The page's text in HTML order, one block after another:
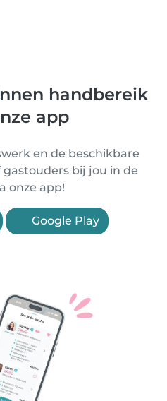
handbereik
app
en de beschikbare
gastouders bij jou in de
onze app!
Google Play